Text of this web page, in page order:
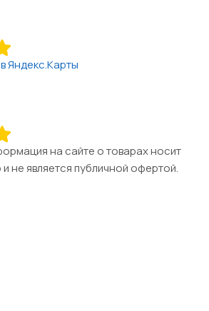
Яндекс.Карты
на сайте о товарах носит
не является публичной офертой.